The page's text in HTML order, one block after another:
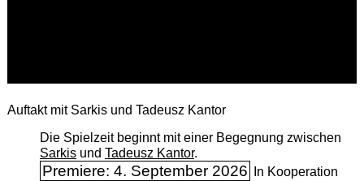
Auftakt mit Sarkis und Tadeusz Kantor
Die Spielzeit beginnt mit einer Begegnung zwischen
Sarkisund Tadeusz Kantor.
Premiere: 4. September 2026
In Kooperation